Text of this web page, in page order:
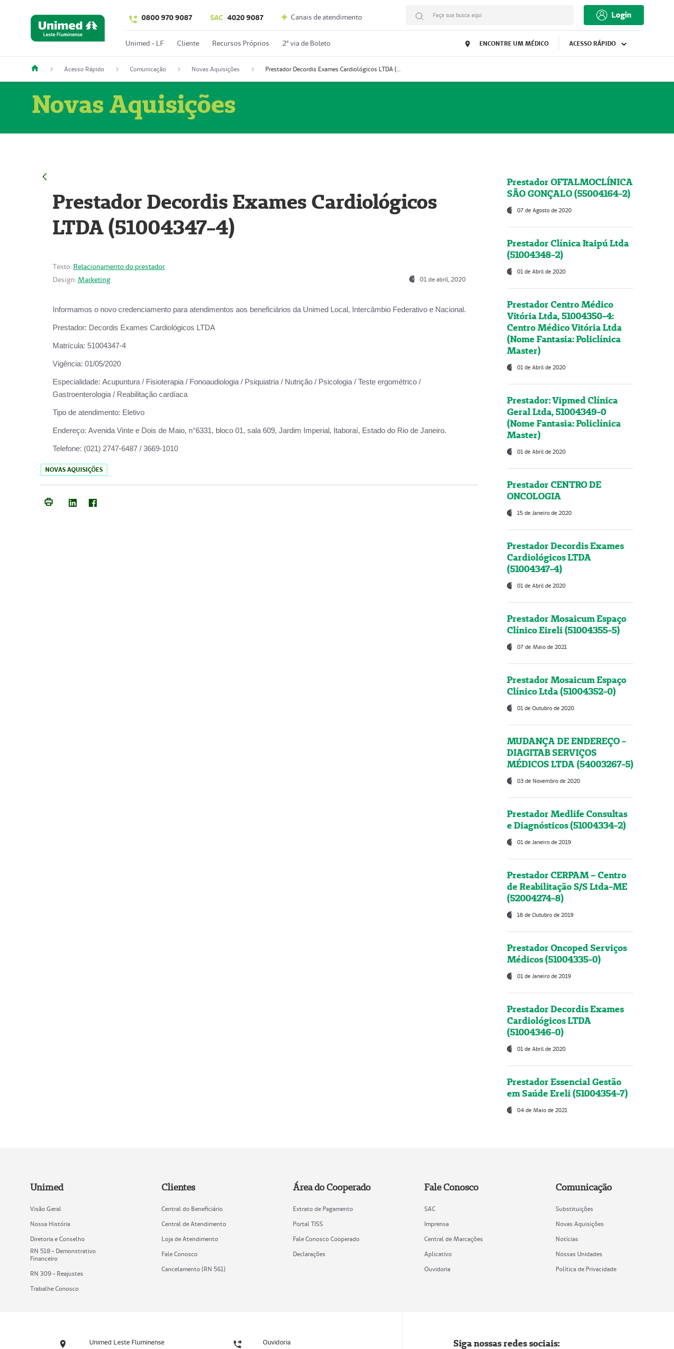
0800 970 9087 SAC 4020 9087 Canais de atendimento Faça sua busca aqui Login
Unimed - LF Cliente Recursos Próprios 2º via de Boleto ENCONTRE UM MÉDICO ACESSO RÁPIDO
Acesso Rápido Comunicação Novas Aquisições Prestador Decordis Exames Cardiológicos LTDA (51004347-4)
Novas Aquisições
Prestador Decordis Exames Cardiológicos
LTDA (51004347-4)
Texto: Relacionamento do prestador
Design: Marketing 01 de abril, 2020
Informamos o novo credenciamento para atendimentos aos beneficiários da Unimed Local, Intercâmbio Federativo e Nacional.
Prestador: Decordis Exames Cardiológicos LTDA
Matrícula: 51004347-4
Vigência: 01/05/2020
Especialidade: Acupuntura / Fisioterapia / Fonoaudiologia / Psiquiatria / Nutrição / Psicologia / Teste ergométrico /
Gastroenterologia / Reabilitação cardíaca
Tipo de atendimento: Eletivo
Endereço: Avenida Vinte e Dois de Maio, n°6331, bloco 01, sala 609, Jardim Imperial, Itaboraí, Estado do Rio de Janeiro.
Telefone: (021) 2747-6487 / 3669-1010
NOVAS AQUISIÇÕES
Prestador OFTALMOCLÍNICA
SÃO GONÇALO (55004164-2)
07 de Agosto de 2020
Prestador Clínica Itaipú Ltda
(51004348-2)
01 de Abril de 2020
Prestador Centro Médico
Vitória Ltda, 51004350-4:
Centro Médico Vitória Ltda
(Nome Fantasia: Policlínica
Master)
01 de Abril de 2020
Prestador: Vipmed Clínica
Geral Ltda, 51004349-0
(Nome Fantasia: Policlínica
Master)
01 de Abril de 2020
Prestador CENTRO DE
ONCOLOGIA
15 de Janeiro de 2020
Prestador Decordis Exames
Cardiológicos LTDA
(51004347-4)
01 de Abril de 2020
Prestador Mosaicum Espaço
Clínico Eireli (51004355-5)
07 de Maio de 2021
Prestador Mosaicum Espaço
Clínico Ltda (51004352-0)
01 de Outubro de 2020
MUDANÇA DE ENDEREÇO -
DIAGITAB SERVIÇOS
MÉDICOS LTDA (54003267-5)
03 de Novembro de 2020
Prestador Medlife Consultas
e Diagnósticos (51004334-2)
01 de Janeiro de 2019
Prestador CERPAM – Centro
de Reabilitação S/S Ltda-ME
(52004274-8)
18 de Outubro de 2019
Prestador Oncoped Serviços
Médicos (51004335-0)
01 de Janeiro de 2019
Prestador Decordis Exames
Cardiológicos LTDA
(51004346-0)
01 de Abril de 2020
Prestador Essencial Gestão
em Saúde Ereli (51004354-7)
04 de Maio de 2021
Unimed
Visão Geral
Nossa História
Diretoria e Conselho
RN 518 - Demonstrativo
Financeiro
RN 309 - Reajustes
Trabalhe Conosco
Clientes
Central do Beneficiário
Central de Atendimento
Loja de Atendimento
Fale Conosco
Cancelamento (RN 561)
Área do Cooperado
Extrato de Pagamento
Portal TISS
Fale Conosco Cooperado
Declarações
Fale Conosco
SAC
Imprensa
Central de Marcações
Aplicativo
Ouvidoria
Comunicação
Substituições
Novas Aquisições
Notícias
Nossas Unidades
Política de Privacidade
Unimed Leste Fluminense Ouvidoria Siga nossas redes sociais: